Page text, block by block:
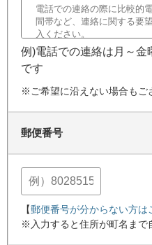
例)電話での連絡は月～金
です
※ご希望に沿えない場合もご
郵便番号
【郵便番号が分からない方は
※入力すると住所が町名まで